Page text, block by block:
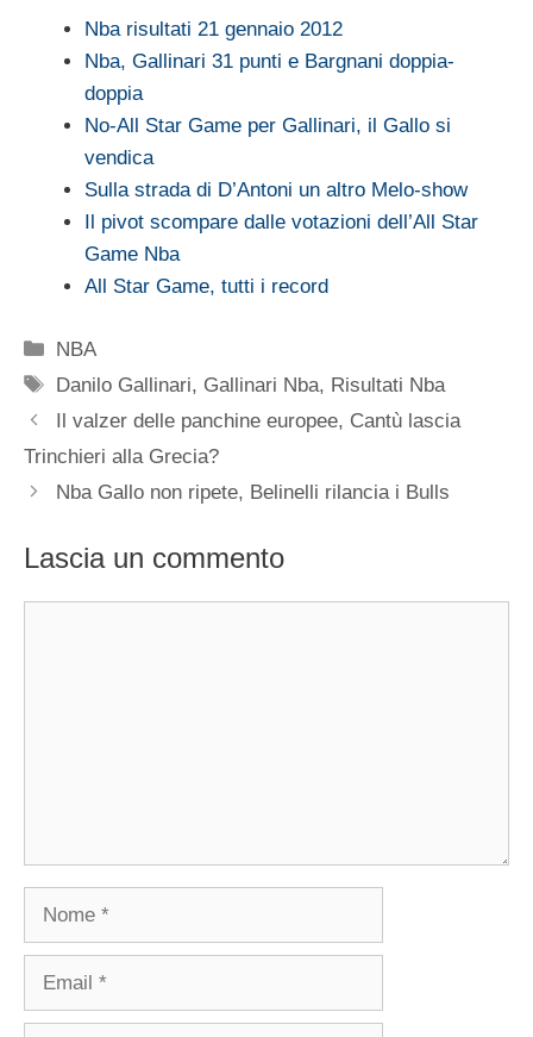
Nba risultati 21 gennaio 2012
Nba, Gallinari 31 punti e Bargnani doppia-
doppia
No-All Star Game per Gallinari, il Gallo si
vendica
Sulla strada di D’Antoni un altro Melo-show
Il pivot scompare dalle votazioni dell’All Star
Game Nba
All Star Game, tutti i record
Categorie
NBA
Tag
Danilo Gallinari, Gallinari Nba, Risultati Nba
Il valzer delle panchine europee, Cantù lascia
Trinchieri alla Grecia?
Nba Gallo non ripete, Belinelli rilancia i Bulls
Lascia un commento